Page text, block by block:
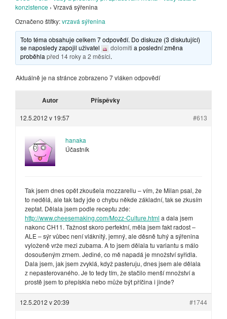
konzistence › Vrzavá sýřenina
Označeno štítky:vrzavá sýřenina
Toto téma obsahuje celkem 7 odpovědí. Do diskuze (3 diskutující)
se naposledy zapojil uživatel
dolomiti a poslední změna
proběhlapřed 14 roky a 2 měsíci.
Aktuálně je na stránce zobrazeno 7 vláken odpovědí
Autor Příspěvky
12.5.2012 v 19:57 #613
hanaka
Účastník
Tak jsem dnes opět zkoušela mozzarellu – vím, že Milan psal, že
to nedělá, ale tak tady jde o chybu někde základní, tak se zkusím
zeptat. Dělala jsem podle receptu zde:
http://www.cheesemaking.com/Mozz-Culture.html a dala jsem
nakonc CH11. Tažnost skoro perfektní, měla jsem fakt radost –
ALE – sýr vůbec není vláknitý, jemný, ale děsně tuhý a sýřenina
vyloženě vrže mezi zubama. A to jsem dělala tu variantu s málo
dosoušeným zrnem. Jediné, co mě napadá je množství syřidla.
Dala jsem, jak jsem zvyklá, když pasteruju, dnes jsem ale dělala
z nepasterovaného. Je to tedy tím, že stačilo menší množství a
prostě jsem to přepískla nebo může být příčina i jinde?
12.5.2012 v 20:39 #1744